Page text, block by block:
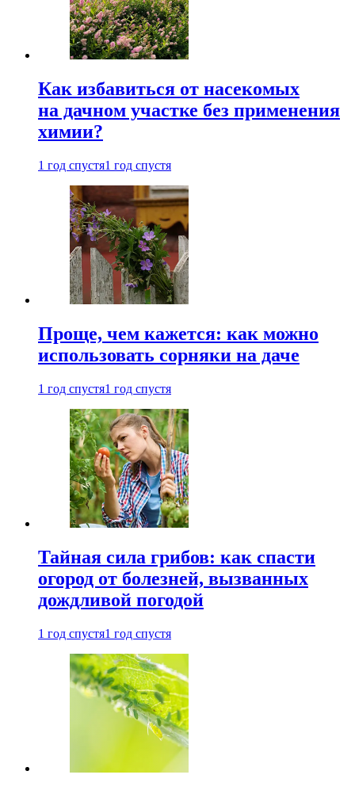
Как избавиться от насекомых
на дачном участке без применения
химии?
1 год спустя1 год спустя
Проще, чем кажется: как можно
использовать сорняки на даче
1 год спустя1 год спустя
Тайная сила грибов: как спасти
огород от болезней, вызванных
дождливой погодой
1 год спустя1 год спустя